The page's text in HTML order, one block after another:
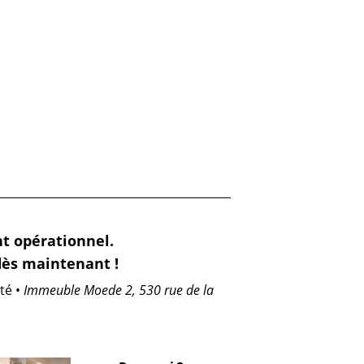
opérationnel.
maintenant !
• Immeuble Moede 2, 530 rue de la